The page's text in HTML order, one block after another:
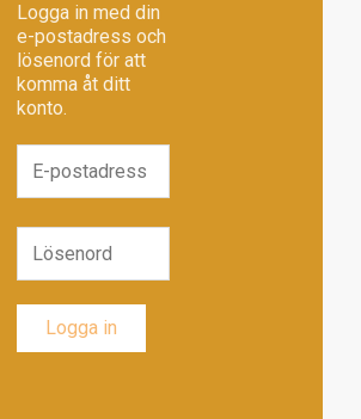
Logga in med din
e-postadress och
lösenord för att
komma åt ditt
konto.